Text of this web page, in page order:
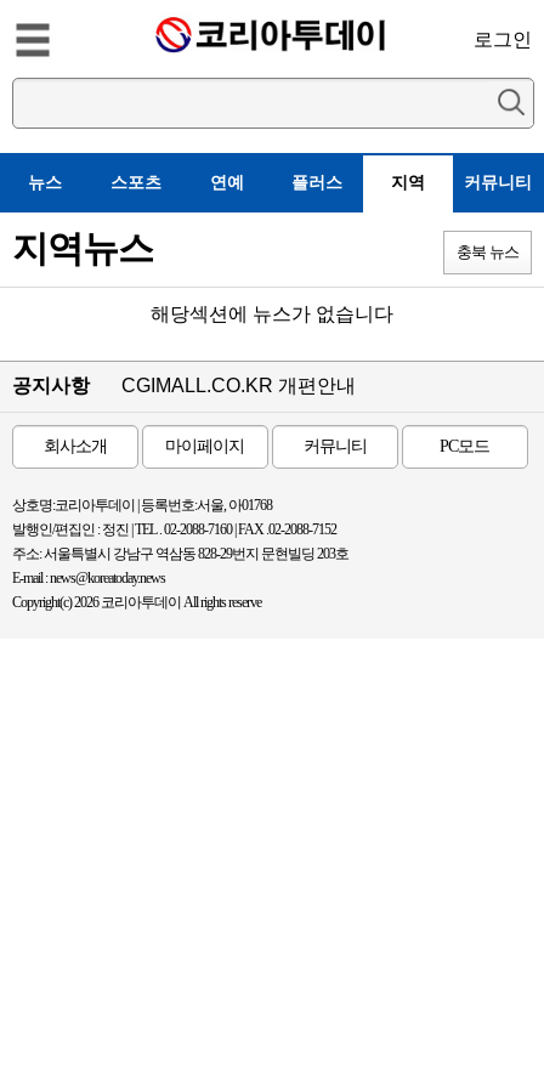
로그인
뉴스 스포츠 연예 플러스 지역 커뮤니티
지역뉴스 충북 뉴스
해당섹션에 뉴스가 없습니다
공지사항 CGIMALL.CO.KR 개편안내
회사소개 마이페이지 커뮤니티 PC모드
상호명:코리아투데이 | 등록번호:서울, 아01768
발행인/편집인 : 정진 | TEL . 02-2088-7160 | FAX .02-2088-7152
주소: 서울특별시 강남구 역삼동 828-29번지 문현빌딩 203호
E-mail : news@koreatoday.news
Copyright(c) 2026 코리아투데이 All rights reserve